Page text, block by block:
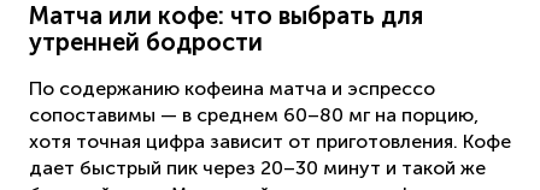
Матча или кофе: что выбрать для
утренней бодрости
По содержанию кофеина матча и эспрессо
сопоставимы — в среднем 60–80 мг на порцию,
хотя точная цифра зависит от приготовления. Кофе
дает быстрый пик через 20–30 минут и такой же